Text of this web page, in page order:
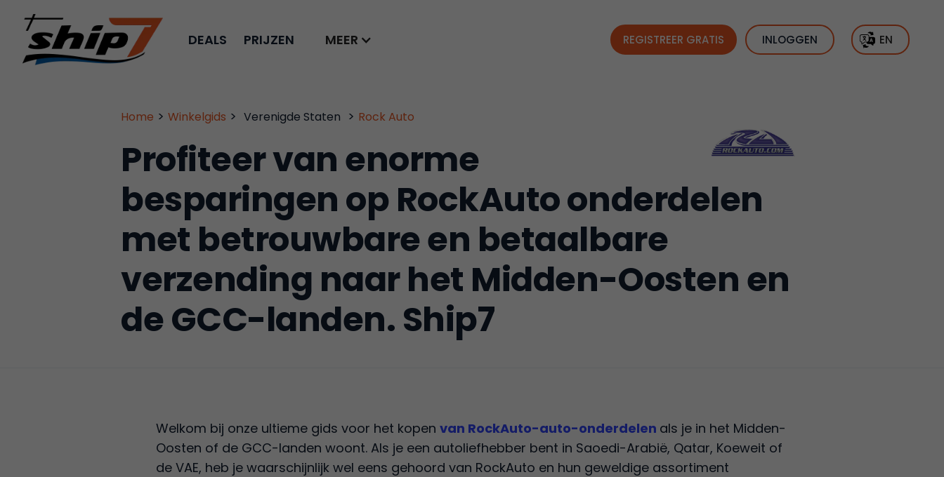
DEALS PRIJZEN MEER REGISTREER GRATIS INLOGGEN EN
Home > Winkelgids > Verenigde Staten > Rock Auto
Profiteer van enorme
besparingen op RockAuto onderdelen
met betrouwbare en betaalbare
verzending naar het Midden-Oosten en
de GCC-landen. Ship7
Welkom bij onze ultieme gids voor het kopen van RockAuto-auto-onderdelen als je in het Midden-
Oosten of de GCC-landen woont. Als je een autoliefhebber bent in Saoedi-Arabië, Qatar, Koeweit of
de VAE, heb je waarschijnlijk wel eens gehoord van RockAuto en hun geweldige assortiment